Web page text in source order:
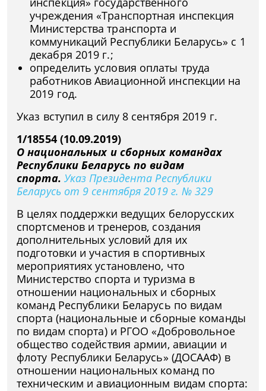
учреждения «Транспортная инспекция
Министерства транспорта и
коммуникаций Республики Беларусь» с 1
декабря 2019 г.;
определить условия оплаты труда
работников Авиационной инспекции на
2019 год.
Указ вступил в силу 8 сентября 2019 г.
1/18554 (10.09.2019)
О национальных и сборных командах
Республики Беларусь по видам
спорта. Указ Президента Республики
Беларусь от 9 сентября 2019 г. № 329
В целях поддержки ведущих белорусских
спортсменов и тренеров, создания
дополнительных условий для их
подготовки и участия в спортивных
мероприятиях установлено, что
Министерство спорта и туризма в
отношении национальных и сборных
команд Республики Беларусь по видам
спорта (национальные и сборные команды
по видам спорта) и РГОО «Добровольное
общество содействия армии, авиации и
флоту Республики Беларусь» (ДОСААФ) в
отношении национальных команд по
техническим и авиационным видам спорта: